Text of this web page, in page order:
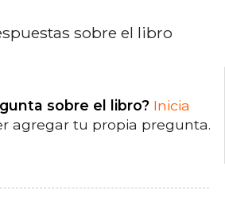
sobre el libro
sobre el libro? Inicia
agregar tu propia pregunta.